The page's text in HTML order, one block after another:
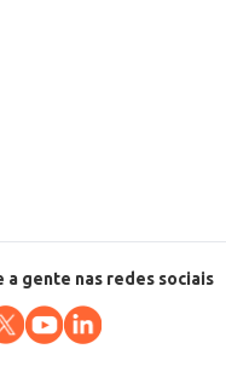
a gente nas redes sociais